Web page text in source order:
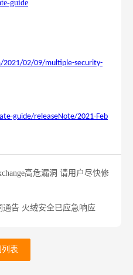
guide
2021/02/09/multiple-security-
guide/releaseNote/2021-Feb
高危漏洞 请用户尽快修
通告 火绒安全已应急响应
表